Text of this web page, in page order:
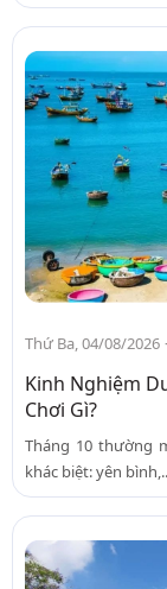
Thứ Ba, 04/08/2026
Kinh Nghiệm
Chơi Gì?
Tháng 10 thường
khác biệt: yên